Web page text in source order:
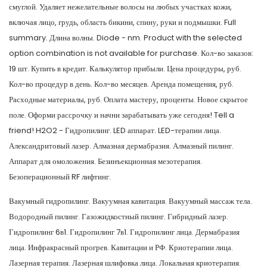
смуглой. Удаляет нежелательные волосы на любых участках кожи,
включая лицо, грудь, область бикини, спину, руки и подмышки. Full
summary. Длина волны. Diode - nm. Product with the selected
option combination is not available for purchase. Кол-во заказов:
19 шт. Купить в кредит. Калькулятор прибыли. Цена процедуры, руб.
Кол-во процедур в день. Кол-во месяцев. Аренда помещения, руб.
Расходные материалы, руб. Оплата мастеру, проценты. Новое скрытое
поле. Оформи рассрочку и начни зарабатывать уже сегодня! Tell a
friend! H2O2 - Гидропилинг. LED аппарат. LED-терапии лица.
Александритовый лазер. Алмазная дермабразия. Алмазный пилинг.
Аппарат для омоложения. Безинъекционная мезотерапия.
Безоперационный RF лифтинг.
Вакумный гидропилинг. Вакуумная кавитация. Вакуумный массаж тела.
Водородный пилинг. Газожидкостный пилинг. Гибридный лазер.
Гидропилинг 6в1. Гидропилинг 7в1. Гидропилинг лица. Дермабразия
лица. Инфракрасный прогрев. Кавитации и РФ. Криотерапии лица.
Лазерная терапия. Лазерная шлифовка лица. Локальная криотерапия.